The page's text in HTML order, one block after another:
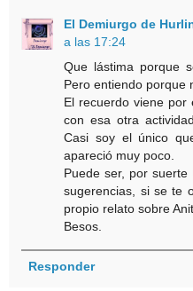
El Demiurgo de
a las 17:24
Que lástima porque
Pero entiendo porque
El recuerdo viene por
con esa otra
Casi soy el único
apareció muy poco.
Puede ser, por
sugerencias, si se te
propio relato sobre
Besos.
Responder